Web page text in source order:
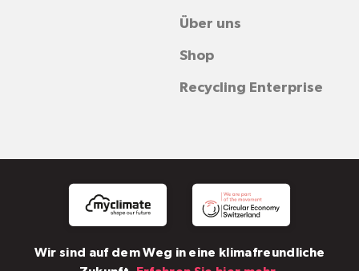
Über uns
Shop
Recycling Enterprise
Wir sind auf dem Weg in eine klimafreundliche